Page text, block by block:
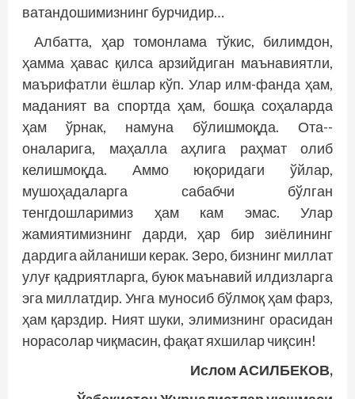
ватандошимизнинг бурчидир…
Албатта, ҳар томонлама тўкис, билимдон,
ҳамма ҳавас қилса арзийдиган маънавиятли,
маърифатли ёшлар кўп. Улар илм-фанда ҳам,
маданият ва спортда ҳам, бошқа соҳаларда
ҳам ўрнак, намуна бўлишмоқда. Ота-­
оналарига, маҳалла аҳлига раҳмат олиб
келишмоқда. Аммо юқоридаги ўйлар,
мушоҳадаларга сабабчи бўлган
тенгдошларимиз ҳам кам эмас. Улар
жамиятимизнинг дарди, ҳар бир зиёлининг
дардига айланиши керак. Зеро, бизнинг миллат
улуғ қадриятларга, буюк маънавий илдизларга
эга миллатдир. Унга муносиб бўлмоқ ҳам фарз,
ҳам қарздир. Ният шуки, элимизнинг орасидан
норасолар чиқмасин, фақат яхшилар чиқсин!
Ислом АСИЛБЕКОВ,